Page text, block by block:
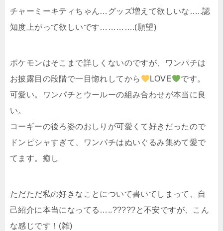
チャーミーキティちゃん…グッズ増えて欲しいな…..認
知度上がって欲しいです………….(願望)
ポケモンはそこまで詳しくないのですが、ワンパチは
お披露目の段階で一目惚れしてから
LOVE
です。
可愛い。ワンパチとウールーの組み合わせが本当に良
い。
コーギーの後ろ姿のおしりが可愛くて好きだったので
ドンピシャすぎて、ワンパチはぬいぐるみ集めて愛で
てます。癒し
ただただ私の好きなことについて書いてしまって、自
己紹介に本当になってる…..?????と不安ですが、こん
な感じです！(雑)